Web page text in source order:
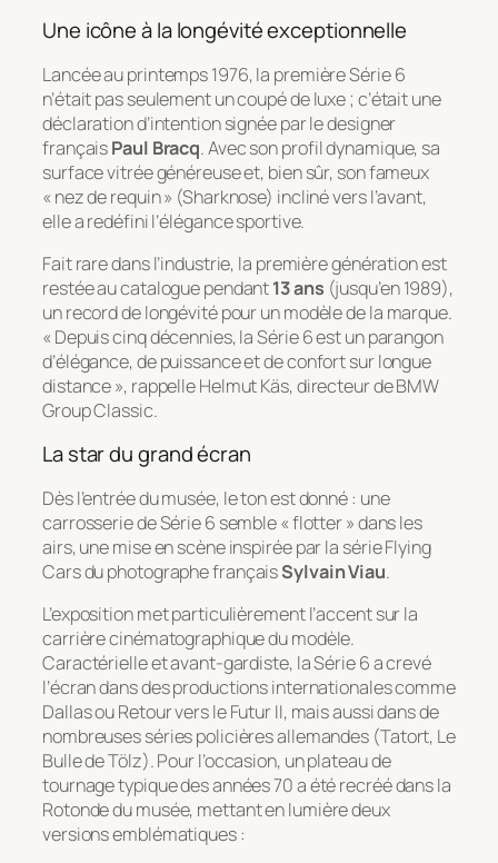
Une icône à la longévité exceptionnelle
Lancée au printemps 1976, la première Série 6
n’était pas seulement un coupé de luxe ; c’était une
déclaration d’intention signée par le designer
françaisPaul Bracq. Avec son profil dynamique, sa
surface vitrée généreuse et, bien sûr, son fameux
« nez de requin » (Sharknose) incliné vers l’avant,
elle a redéfini l’élégance sportive.
Fait rare dans l’industrie, la première génération est
restée au catalogue pendant13 ans (jusqu’en 1989),
un record de longévité pour un modèle de la marque.
« Depuis cinq décennies, la Série 6 est un parangon
d’élégance, de puissance et de confort sur longue
distance », rappelle Helmut Käs, directeur de BMW
Group Classic.
La star du grand écran
Dès l’entrée du musée, le ton est donné : une
carrosserie de Série 6 semble « flotter » dans les
airs, une mise en scène inspirée par la sérieFlying
Carsdu photographe françaisSylvain Viau.
L’exposition met particulièrement l’accent sur la
carrière cinématographique du modèle.
Caractérielle et avant-gardiste, la Série 6 a crevé
l’écran dans des productions internationales comme
DallasouRetour vers le Futur II, mais aussi dans de
nombreuses séries policières allemandes (Tatort, Le
Bulle de Tölz). Pour l’occasion, un plateau de
tournage typique des années 70 a été recréé dans la
Rotonde du musée, mettant en lumière deux
versions emblématiques :